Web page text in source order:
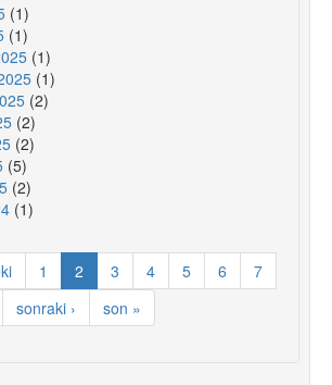
(1)
(1)
(1)
(1)
(2)
(2)
(2)
(5)
(2)
(1)
1 2 3 4 5 6
7
sonraki › son »